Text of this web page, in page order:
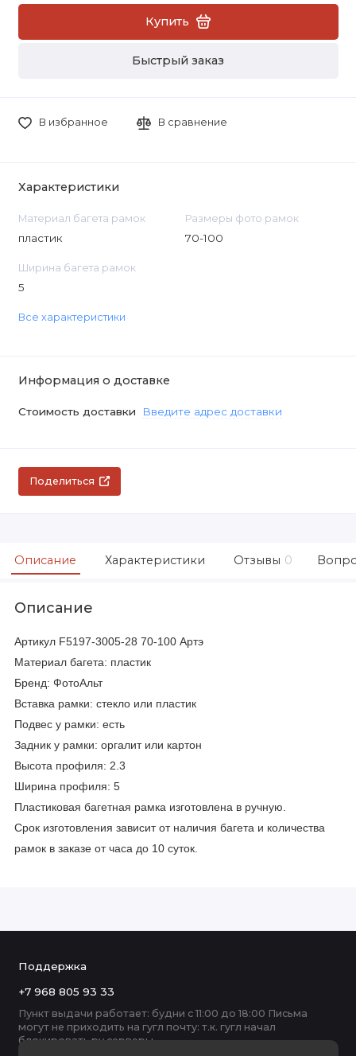
Купить
Быстрый заказ
В избранное В сравнение
Характеристики
Материал багета рамок
пластик
Размеры фото рамок
70-100
Ширина багета рамок
5
Все характеристики
Информация о доставке
Стоимость доставки Введите адрес доставки
Поделиться
Описание Характеристики Отзывы 0
Описание
Артикул F5197-3005-28 70-100 Артэ
Материал багета: пластик
Бренд: ФотоАльт
Вставка рамки: стекло или пластик
Подвес у рамки: есть
Задник у рамки: оргалит или картон
Высота профиля: 2.3
Ширина профиля: 5
Пластиковая багетная рамка изготовлена в ручную.
Срок изготовления зависит от наличия багета и количества
рамок в заказе от часа до 10 суток.
Поддержка
+7 968 805 93 33
Пункт выдачи работает: будни с 11:00 до 18:00 Письма
могут не приходить на гугл почту: т.к. гугл начал
блокировать ру серверы